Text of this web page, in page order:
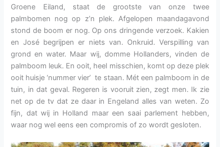
Groene Eiland, staat de grootste van onze twee
palmbomen nog op z’n plek. Afgelopen maandagavond
stond de boom er nog. Op ons dringende verzoek. Kakien
en José begrijpen er niets van. Onkruid. Verspilling van
grond en water. Maar wij, domme Hollanders, vinden de
palmboom leuk. En ooit, heel misschien, komt op deze plek
ooit huisje ‘nummer vier’ te staan. Mét een palmboom in de
tuin, in dat geval. Regeren is vooruit zien, zegt men. Ik zie
net op de tv dat ze daar in Engeland alles van weten. Zo
fijn, dat wij in Holland maar een saai parlement hebben,
waar nog wel eens een compromis of zo wordt gesloten.